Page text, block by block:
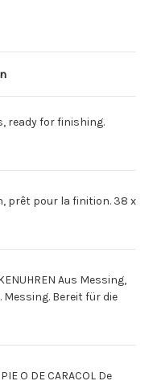
ready for finishing.
prêt pour la finition. 38 x
Aus Messing,
Bereit für die
O DE CARACOL De